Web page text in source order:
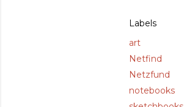
Labels
art
Netfind
Netzfund
notebooks